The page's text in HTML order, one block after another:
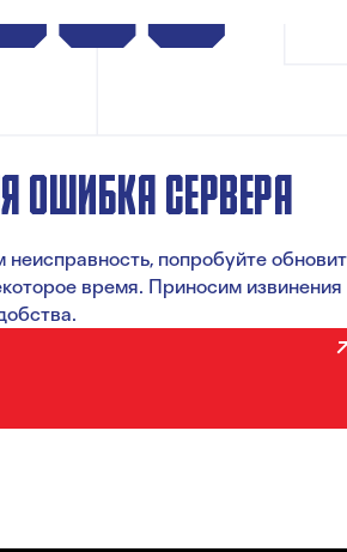
ОШИБКА СЕРВЕРА
попробуйте
время. Приносим извинения